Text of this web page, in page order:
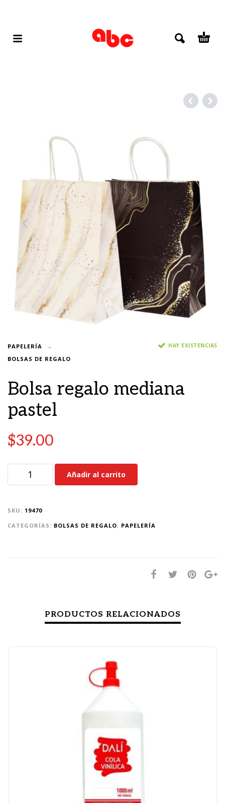
PAPELERÍA
BOLSAS DE REGALO
HAY EXISTENCIAS
Bolsa regalo mediana
pastel
$39.00
Añadir al carrito
SKU: 19470
CATEGORÍAS: BOLSAS DE REGALO, PAPELERÍA
PRODUCTOS RELACIONADOS